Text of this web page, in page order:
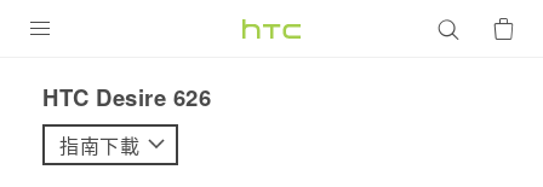
VIVE
HTC Desire 626‎
指南下載